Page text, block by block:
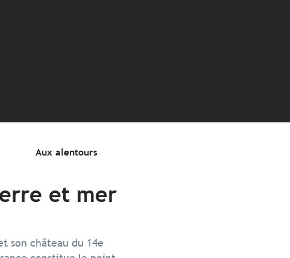
Aux alentours
et mer
son château du 14e